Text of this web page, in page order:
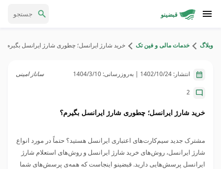
قبضینو
وبلاگ خدمات مالی و فین تک خرید شارژ ایرانسل؛ چطوری شارژ ایرانسل بگیرم؟
انتشار: 1402/10/24 | به‌روزرسانی: 1404/3/10 ساناز امینی
خرید شارژ ایرانسل؛ چطوری شارژ ایرانسل بگیرم؟
مشترک جدید سیم‌کارت‌های اعتباری ایرانسل هستید؟ حتماً در مورد انواع
شارژ ایرانسل، روش‌های خرید شارژ ایرانسل و روش‌های استعلام شارژ
ایرانسل پرسش‌هایی دارید. قبضینو اینجاست که همه‌ی پرسش‌های شما